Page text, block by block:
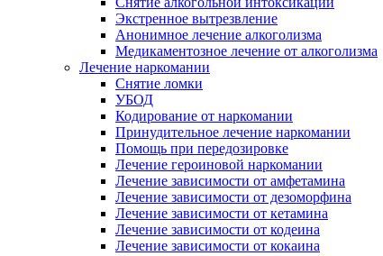
Экстренное вытрезвление
Анонимное лечение алкоголизма
Медикаментозное лечение от алкоголизма
Лечение наркомании
Снятие ломки
УБОД
Кодирование от наркомании
Принудительное лечение наркомании
Помощь при передозировке
Лечение героиновой наркомании
Лечение зависимости от амфетамина
Лечение зависимости от дезоморфина
Лечение зависимости от кетамина
Лечение зависимости от кодеина
Лечение зависимости от кокаина